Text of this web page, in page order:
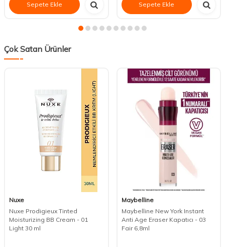
Sepete Ekle Sepete Ekle
Çok Satan Ürünler
Nuxe
Nuxe Prodigieux Tinted
Moisturizing BB Cream - 01
Light 30 ml
Maybelline
Maybelline New York Instant
Anti Age Eraser Kapatıcı - 03
Fair 6,8ml